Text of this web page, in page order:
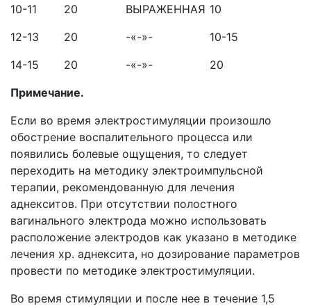
10-11
20 ВЫРАЖЕННАЯ 10
12-13
20 -«-»-
10-15
14-15
20 -«-»-
20
Примечание.
Если во время электростимуляции произошло
обострение воспалительного процесса или
появились болевые ощущения, то следует
переходить на методику электроимпульсной
терапии, рекомендованную для лечения
аднекситов. При отсутствии полостного
вагинального электрода можно использовать
расположение электродов как указано в методике
лечения хр. аднексита, но дозирование параметров
провести по методике электростимуляции.
Во время стимуляции и после нее в течение 1,5